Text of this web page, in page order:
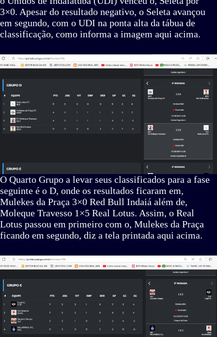
3×0. Apesar do resultado negativo, o Seleta avançou
em segundo, com o UDI na ponta alta da tábua de
classificação, como informa a imagem aqui acima.
O Quarto Grupo a levar seus classificados para a fase
seguinte é o D, onde os resultados ficaram em,
Mulekes da Praça 3×0 Red Bull Indaiá além de,
Moleque Travesso 1×5 Real Lotus. Assim, o Real
Lotus passou em primeiro com o, Mulekes da Praça
ficando em segundo, diz a tela printada aqui acima.